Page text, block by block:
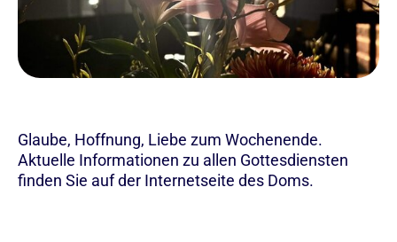
Glaube, Hoffnung, Liebe zum Wochenende.
Aktuelle Informationen zu allen Gottesdiensten
finden Sie auf der Internetseite des Doms.